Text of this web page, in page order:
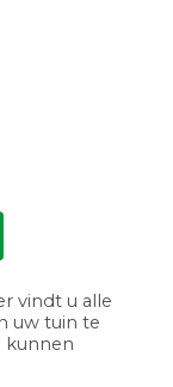
vindt u alle
uw tuin te
kunnen